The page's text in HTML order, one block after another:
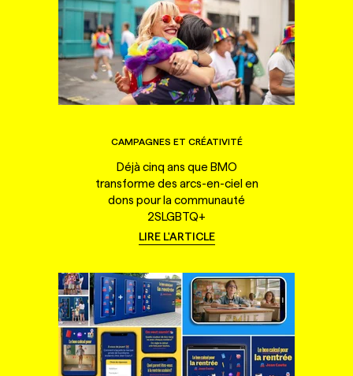
CAMPAGNES ET CRÉATIVITÉ
Déjà cinq ans que BMO
transforme des arcs-en-ciel en
dons pour la communauté
2SLGBTQ+
LIRE L'ARTICLE